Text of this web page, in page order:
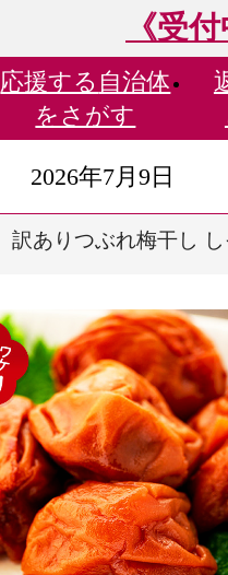
《受
応援する 自治体
をさがす
2026年7月9日
訳ありつぶれ梅干し